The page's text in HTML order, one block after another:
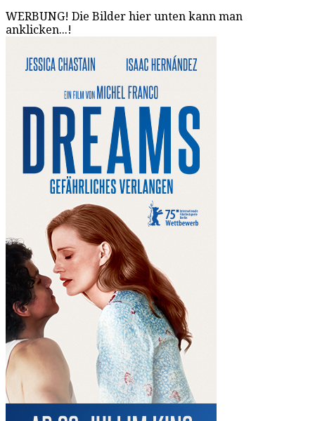
WERBUNG! Die Bilder hier unten kann man
anklicken...!